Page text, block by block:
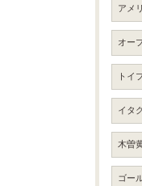
アメ
オー
トイ
イタ
木曽
ゴー